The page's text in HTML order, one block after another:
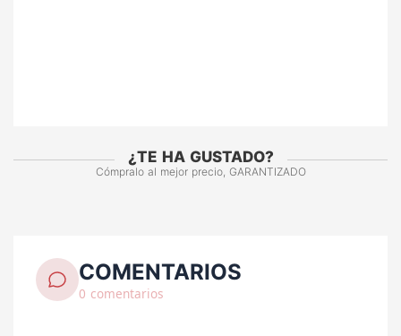
¿TE HA GUSTADO?
Cómpralo al mejor precio, GARANTIZADO
COMENTARIOS
0 comentarios